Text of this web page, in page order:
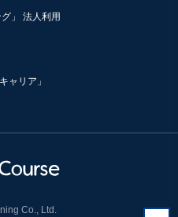
」 法人利用
ャリア」
Co., Ltd.